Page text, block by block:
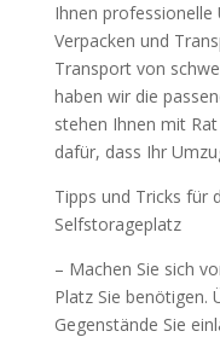
Ihnen professionelle
Verpacken und
Transport von
haben wir die
stehen Ihnen mit
dafür, dass Ihr
Tipps und Tricks für
Selfstorageplatz
– Machen Sie sich
Platz Sie benötigen.
Gegenstände Sie